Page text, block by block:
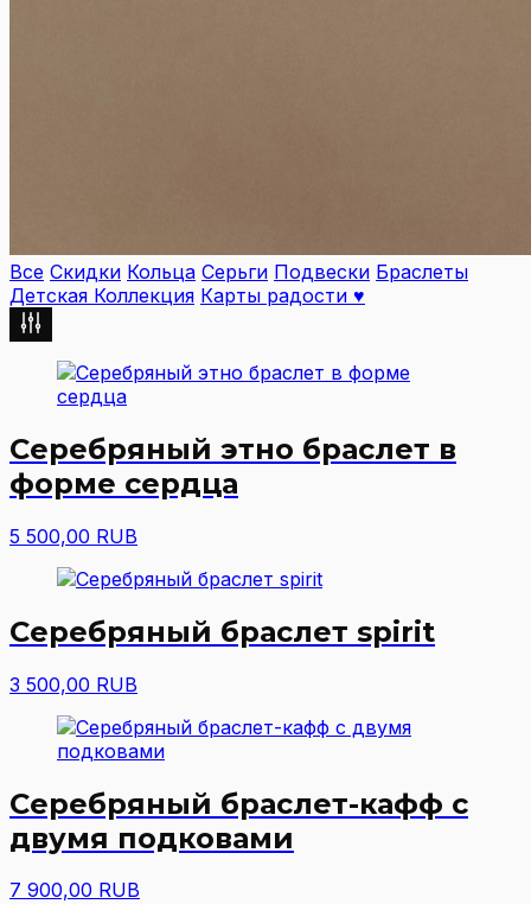
Все Скидки Кольца Серьги Подвески Браслеты
Детская Коллекция Карты радости ♥︎
Серебряный этно браслет в
форме сердца
5 500,00 RUB
Серебряный браслет spirit
3 500,00 RUB
Серебряный браслет-кафф с
двумя подковами
7 900,00 RUB